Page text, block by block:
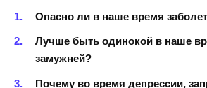
Опасно ли в наше время
Лучше быть одинокой в наше
замужней?
Почему во время депрессии,